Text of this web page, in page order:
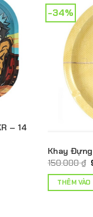
– 14
-34%
Khay
150.000₫
THÊM